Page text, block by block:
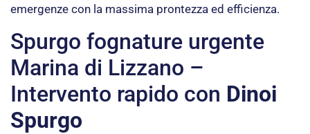
emergenze con la massima prontezza ed efficienza.
Spurgo fognature urgente
Marina di Lizzano –
Intervento rapido con Dinoi
Spurgo